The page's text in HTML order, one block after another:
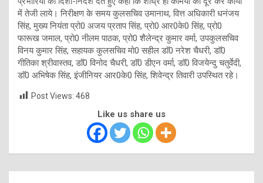
में तेजी लाये। निरीक्षण के समय कुलसचिव उमानाथ, वित्त अधिकारी धनंजय
सिंह, मुख्य नियंता प्रो0 अजय प्रताप सिंह, प्रो0 आर0के0 सिंह, प्रो0
फारूख जमाल, प्रो0 नीलम पाठक, प्रो0 शैलेन्द्र कुमार वर्मा, उपकुलसचिव
विनय कुमार सिंह, सहायक कुलसचिव मो0 सहील डाॅ0 नरेश चैधरी, डाॅ0
गीतिका श्रीवास्तव, डाॅ0 विनोद चैधरी, डाॅ0 डीएन वर्मा, डाॅ0 विजयेन्दु चतुर्वेदी,
डाॅ0 अभिषेक सिंह, इंजीनियर आर0के0 सिंह, शिवेन्द्र तिवारी उपस्थित रहे।
Post Views: 468
Like us share us